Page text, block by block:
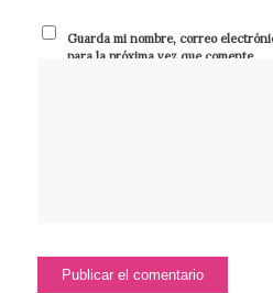
Guarda mi nombre, correo
para la próxima vez que comente.